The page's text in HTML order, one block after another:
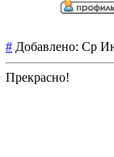
# Добавлено: Ср
Прекрасно!